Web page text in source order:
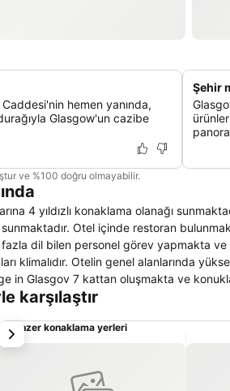
hemen yanında,
Glasgow'un cazibe
Şehir
ve %100 doğru olmayabilir.
4 yıldızlı konaklama olanağı
Otel içinde restoran
dil bilen personel görev yapmakta ve
klimalıdır. Otelin genel alanlarında
in Glasgov 7 kattan oluşmakta ve
klimalıdır. Oda içinde kablosuz yüksek
Günlük temizlik sağlanır. Ekstra
karşılaştır
Benzer konaklama yerleri
sonraki